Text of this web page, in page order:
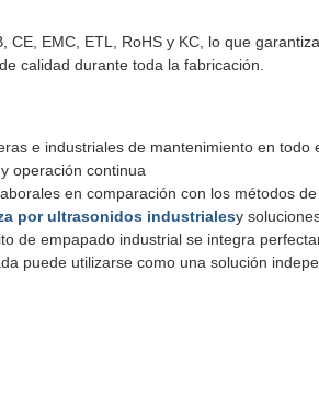
EMC, ETL, RoHS y KC, lo que
calidad durante toda la fabricación.
e industriales de mantenimiento en todo
operación continua
en comparación con los métodos
por ultrasonidos industrialesy
de empapado industrial se integra
puede utilizarse como una solución